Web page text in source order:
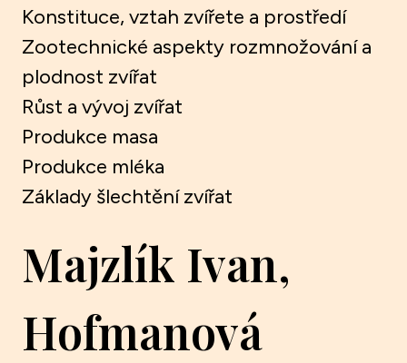
Konstituce, vztah zvířete a prostředí
Zootechnické aspekty rozmnožování a
plodnost zvířat
Růst a vývoj zvířat
Produkce masa
Produkce mléka
Základy šlechtění zvířat
Majzlík Ivan,
Hofmanová